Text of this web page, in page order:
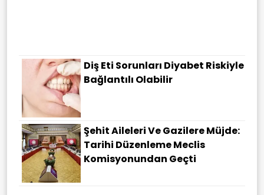
Diş Eti Sorunları Diyabet Riskiyle
Bağlantılı Olabilir
Şehit Aileleri Ve Gazilere Müjde:
Tarihi Düzenleme Meclis
Komisyonundan Geçti